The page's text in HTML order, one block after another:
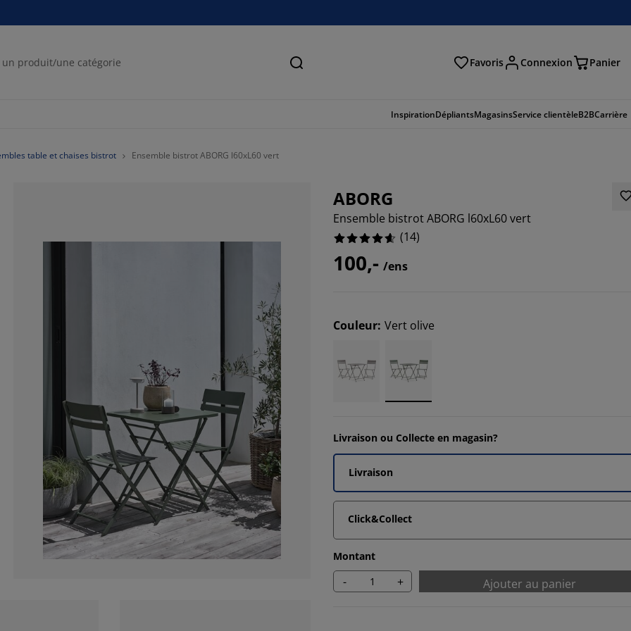
Recherche Favoris Connexion Panier
InspirationDépliantsMagasinsService clientèleB2BCarrière
table et chaises bistrot Ensemble bistrot ABORG l60xL60 vert
ABORG
Ensemble bistrot ABORG l60xL60 vert
(14)
100,- /ens
Couleur: Vert olive
Livraison ou Collecte en magasin?
Livraison
Click&Collect
Montant
- + Ajouter au panier
85.71428571428571%
7.142857142857142%
7.142857142857142%